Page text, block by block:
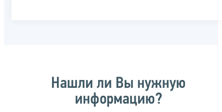
Нашли ли Вы нужную
информацию?